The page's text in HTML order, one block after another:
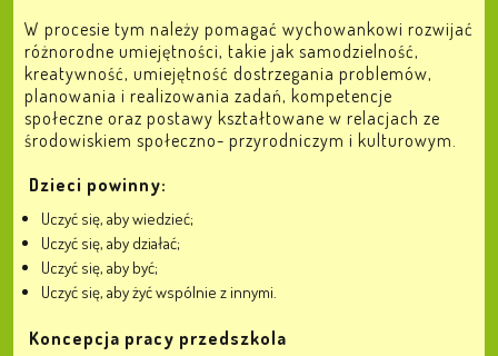
W procesie tym należy pomagać wychowankowi rozwijać
różnorodne umiejętności, takie jak samodzielność,
kreatywność, umiejętność dostrzegania problemów,
planowania i realizowania zadań, kompetencje
społeczne oraz postawy kształtowane w relacjach ze
środowiskiem społeczno- przyrodniczym i kulturowym.
Dzieci powinny:
Uczyć się, aby wiedzieć;
Uczyć się, aby działać;
Uczyć się, aby być;
Uczyć się, aby żyć wspólnie z innymi.
Koncepcja pracy przedszkola